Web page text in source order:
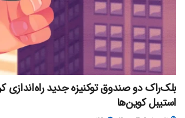
بلک‌راک دو صندوق توکنیزه جدید راه‌اندازی
استیبل کوین‌ها